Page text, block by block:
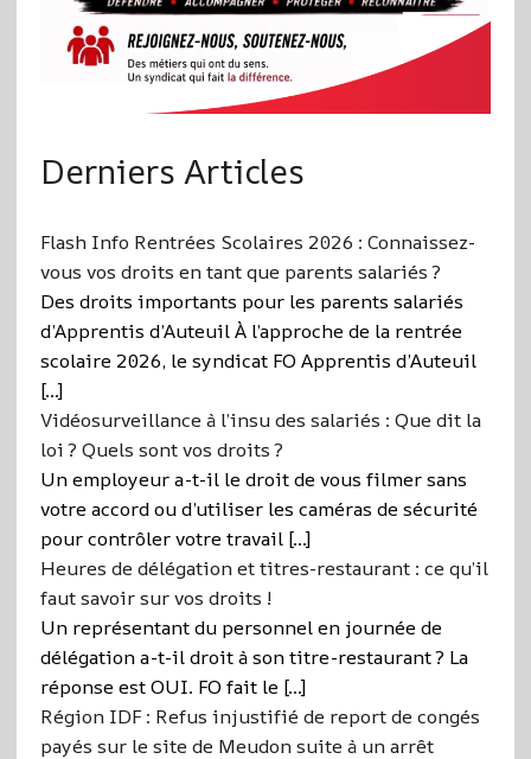
Derniers Articles
Flash Info Rentrées Scolaires 2026 : Connaissez-
vous vos droits en tant que parents salariés ?
Des droits importants pour les parents salariés
d’Apprentis d’Auteuil À l’approche de la rentrée
scolaire 2026, le syndicat FO Apprentis d’Auteuil
[…]
Vidéosurveillance à l’insu des salariés : Que dit la
loi ? Quels sont vos droits ?
Un employeur a-t-il le droit de vous filmer sans
votre accord ou d’utiliser les caméras de sécurité
pour contrôler votre travail […]
Heures de délégation et titres-restaurant : ce qu’il
faut savoir sur vos droits !
Un représentant du personnel en journée de
délégation a-t-il droit à son titre-restaurant ? La
réponse est OUI. FO fait le […]
Région IDF : Refus injustifié de report de congés
payés sur le site de Meudon suite à un arrêt